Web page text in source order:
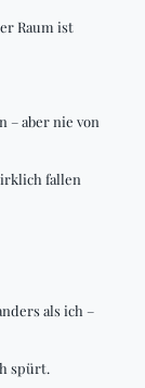
Raum ist
– aber nie von
fallen
als ich –
spürt.